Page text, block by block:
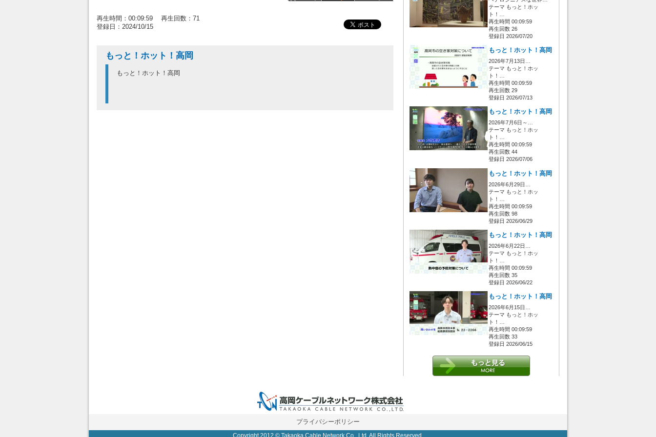
再生時間：00:09:59 再生回数：71
登録日：2024/10/15
もっと！ホット！高岡
もっと！ホット！高岡
テーマ もっと！ホッ
ト！…
再生時間 00:09:59
再生回数 26
登録日 2026/07/20
もっと！ホット！高岡
2026年7月13日…
テーマ もっと！ホッ
ト！…
再生時間 00:09:59
再生回数 29
登録日 2026/07/13
もっと！ホット！高岡
2026年7月6日～…
テーマ もっと！ホッ
ト！…
再生時間 00:09:59
再生回数 44
登録日 2026/07/06
もっと！ホット！高岡
2026年6月29日…
テーマ もっと！ホッ
ト！…
再生時間 00:09:59
再生回数 98
登録日 2026/06/29
もっと！ホット！高岡
2026年6月22日…
テーマ もっと！ホッ
ト！…
再生時間 00:09:59
再生回数 35
登録日 2026/06/22
もっと！ホット！高岡
2026年6月15日…
テーマ もっと！ホッ
ト！…
再生時間 00:09:59
再生回数 33
登録日 2026/06/15
プライバシーポリシー
Copyright 2012 © Takaoka Cable Network Co., Ltd. All Rights Reserved.